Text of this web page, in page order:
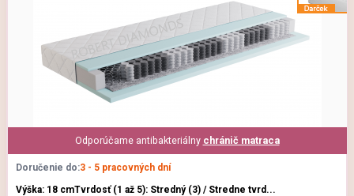
Odporúčame antibakteriálny chránič matraca
Doručenie do:3 - 5 pracovných dní
Výška: 18 cmTvrdosť (1 až 5): Stredný (3) / Stredne tvrd...